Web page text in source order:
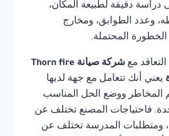
دراسة دقيقة لطبيعة المكان،
وعدد الطوابق، ومخارج
المحتملة.
مع
شركة صيانة Thorn fire
يعني أنك تتعامل مع جهة لديها
المخاطر ووضع الحل المناسب
فاحتياجات المصنع تختلف عن
ومتطلبات المدرسة تختلف عن